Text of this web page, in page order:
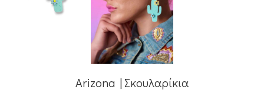
Arizona | Σκουλαρίκια